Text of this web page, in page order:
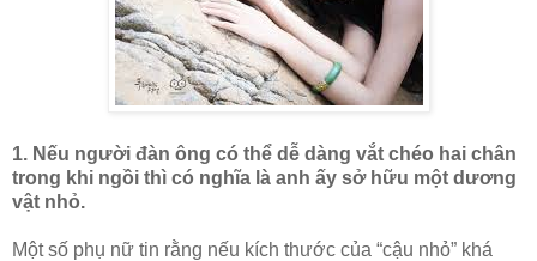
1. Nếu người đàn ông có thể dễ dàng vắt chéo hai chân
trong khi ngồi thì có nghĩa là anh ấy sở hữu một dương
vật nhỏ.
Một số phụ nữ tin rằng nếu kích thước của “cậu nhỏ” khá